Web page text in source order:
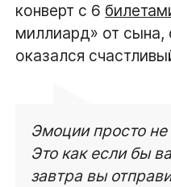
конверт с 6
миллиард» от сына,
оказался
Эмоции просто
Это как если бы
завтра вы